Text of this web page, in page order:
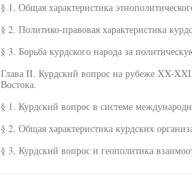
§ 1. Общая характеристика
§ 2. Политико-правовая характеристика
§ 3. Борьба курдского народа за
Глава II. Курдский вопрос на рубеже XX-
Востока.
§ 1. Курдский вопрос в системе
§ 2. Общая характеристика курдских
§ 3. Курдский вопрос и геополитика